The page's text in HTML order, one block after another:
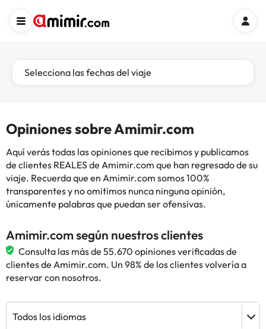
Selecciona las fechas del viaje
Opiniones sobre Amimir.com
Aquí verás todas las opiniones que recibimos y publicamos
de clientes REALES de Amimir.com que han regresado de su
viaje. Recuerda que en Amimir.com somos 100%
transparentes y no omitimos nunca ninguna opinión,
únicamente palabras que puedan ser ofensivas.
Amimir.com según nuestros clientes
Consulta las más de 55.670 opiniones verificadas de
clientes de Amimir.com. Un 98% de los clientes volvería a
reservar con nosotros.